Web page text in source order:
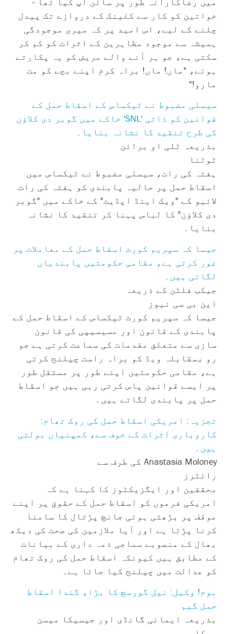
خواتین کو کار سے کلینک کے دروازے تک پیدل
چلنے کے لیے، اس امید پر کہ میری موجودگی
ہمیشہ سے موجود مظاہرین کے اثرات کو کم کر
سکتی ہے، جو ہر آنے والے مریض کو یہ پکارتے
ہوئے، "ماں! ماں! براہ کرم اپنے بچے کو مت
مارو!"
سیسلی مضبوط نے ٹیکساس کے اسقاط حمل کے
قوانین کو ذاتی 'SNL' خاکے میں گوبر دی کلاؤن
کی طرح تنقید کا نشانہ بنایا۔
بذریعہ ٹلی او برائن
ٹوٹنا
ہفتہ کی رات، سیسلی مضبوط نے ٹیکساس میں
اسقاط حمل پر حالیہ پابندی کو ہفتہ کی رات
لائیو کے "ویک اینڈ اپڈیٹ" کے خاکے میں "گوبر
دی کلاؤن" کا لباس پہنا کر تنقید کا نشانہ
بنایا۔
جیسا کہ سپریم کورٹ اسقاط حمل کے معاملات پر
غور کرتی ہے، مقامی حکومتیں پابندیاں
لگاتی ہیں۔
جیکب فلٹن کے ذریعہ
این بی سی نیوز
جیسا کہ سپریم کورٹ ٹیکساس کے اسقاط حمل کے
پابندی کے قانون اور مسیسیپی کی قانون
سازی سے متعلق مقدمات کی سماعت کرتی ہے جو
رو بمقابلہ ویڈ کو براہ راست چیلنج کرتی
ہے، مقامی حکومتیں اپنے طور پر مستقل طور
پر ایسے قوانین پاس کرتی رہی ہیں جو اسقاط
حمل پر پابندی لگاتے ہیں۔
تجزیہ: امریکی اسقاط حمل کی روک تھام:
کاروباری اثرات کے خوف سے، کمپنیاں بولتی
ہیں۔
Anastasia Moloney کی طرف سے
رائٹرز
محققین اور ایگزیکٹوز کا کہنا ہے کہ
امریکی فرموں کو اسقاط حمل کے حقوق پر اپنے
موقف پر بڑھتی ہوئی جانچ پڑتال کا سامنا
کرنا پڑتا ہے اور آیا ملازمین کی صحت کی دیکھ
بھال کے منصوبے سماجی ذمہ داری کے بیانات
کے مطابق ہیں کیونکہ اسقاط حمل کی روک تھام
کو عدالت میں چیلنج کیا جاتا ہے۔
بوم! وکیل: نیل گورسچ کا بڑا، گندا اسقاط
حمل گیم
بذریعہ ایمانی گانڈی اور جیسیکا میسن